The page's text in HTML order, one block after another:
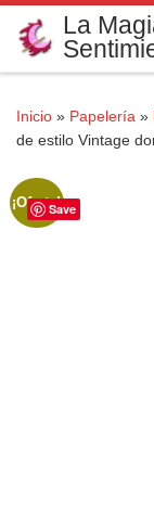
Saltar al
La
Inicio » Papelería »
de estilo Vintage
¡Oferta!Save